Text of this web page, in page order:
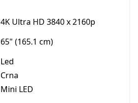
4K Ultra HD 3840 x 2160p
65" (165.1 cm)
Led
Crna
Mini LED